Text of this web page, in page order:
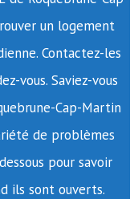
un logement
Contactez-les
vous. Saviez-vous
Cap-Martin
de problèmes
pour savoir
ils sont ouverts.